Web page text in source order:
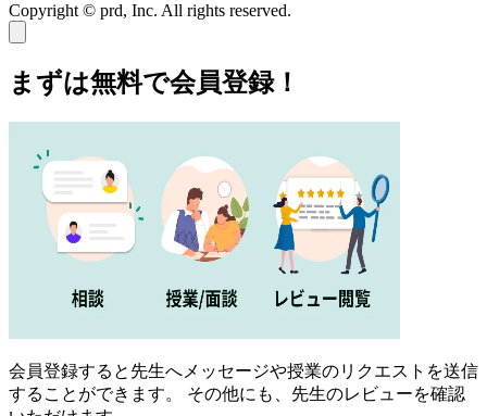
Copyright © prd, Inc. All rights reserved.
まずは無料で会員登録！
会員登録すると先生へメッセージや授業のリクエストを送信
することができます。 その他にも、先生のレビューを確認